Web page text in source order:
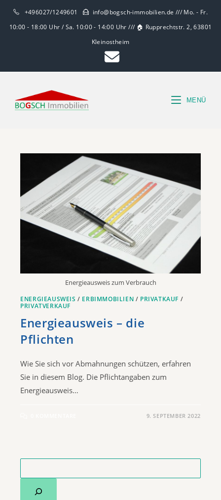
+496027/1249601
info@bogsch-immobilien.de /// Mo. - Fr.
10:00 - 18:00 Uhr / Sa. 10:00 - 14:00 Uhr /// 🏠 Rupprechtstr. 2, 63801
Kleinostheim
MENÜ
Energieausweis zum Verbrauch
ENERGIEAUSWEIS / ERBIMMOBILIEN / PRIVATKAUF /
PRIVATVERKAUF
Energieausweis – die
Pflichten
Wie Sie sich vor Abmahnungen schützen, erfahren
Sie in diesem Blog. Die Pflichtangaben zum
Energieausweis…
9. SEPTEMBER 2022